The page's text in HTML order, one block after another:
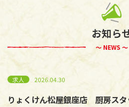
お知ら
～ NEWS ～
求人 2026.04.30
りょくけん松屋銀座店 厨房スタ